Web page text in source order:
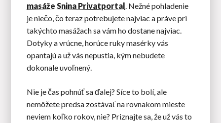
masáže Snina Privatportal . Nežné pohladenie
je niečo, čo teraz potrebujete najviac a práve pri
takýchto masážach sa vám ho dostane najviac.
Dotyky a vrúcne, horúce ruky masérky vás
opantajú a už vás nepustia, kým nebudete
dokonale uvoľnený.
Nie je čas pohnúť sa ďalej? Síce to bolí, ale
nemôžete predsa zostávať na rovnakom mieste
neviem koľko rokov, nie? Priznajte sa, že už vás to